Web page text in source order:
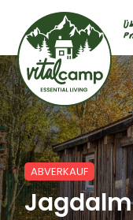
ABVERKAUF
Jagdalm